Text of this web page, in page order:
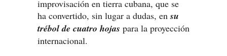
improvisación en tierra cubana, que se
ha convertido, sin lugar a dudas, ensu
trébol de cuatro hojas para la proyección
internacional.